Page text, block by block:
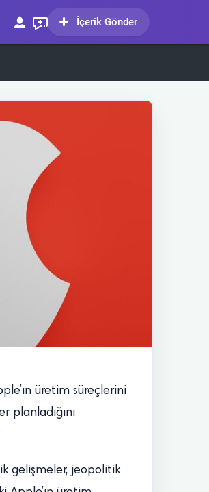
İçerik Gönder
üretim süreçlerini
planladığını
gelişmeler, jeopolitik